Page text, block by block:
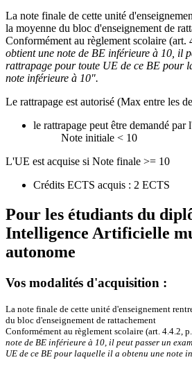
La note finale de cette unité
la moyenne du bloc d'enseignement de
Conformément au règlement scolaire (art.
obtient une note de BE inférieure à 10, il
rattrapage pour toute UE de ce BE pour
note inférieure à 10".
Le rattrapage est autorisé (Max entre les
le rattrapage peut être demandé par
Note initiale < 10
L'UE est acquise si Note finale >= 10
Crédits ECTS acquis : 2 ECTS
Pour les étudiants du
Intelligence Artificielle
autonome
Vos modalités d'acquisition :
La note finale de cette unité d'enseignement
du bloc d'enseignement de rattachement
Conformément au règlement scolaire (art. 4.4.2,
note de BE inférieure à 10, il peut passer un
UE de ce BE pour laquelle il a obtenu une note